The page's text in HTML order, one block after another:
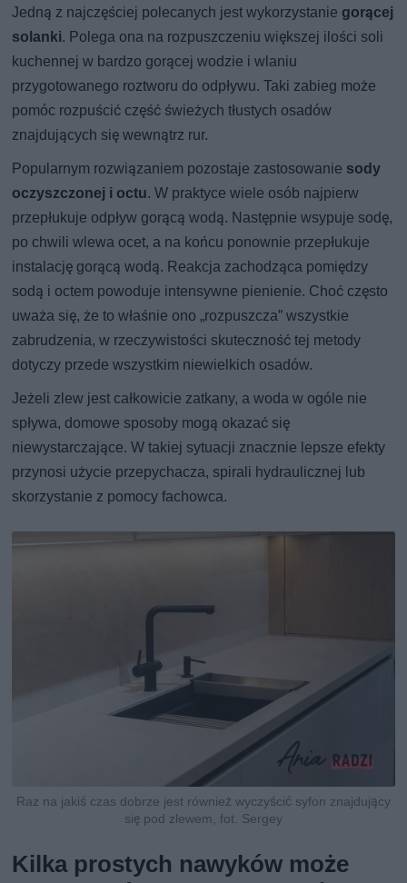
Jedną z najczęściej polecanych jest wykorzystanie gorącej
solanki. Polega ona na rozpuszczeniu większej ilości soli
kuchennej w bardzo gorącej wodzie i wlaniu
przygotowanego roztworu do odpływu. Taki zabieg może
pomóc rozpuścić część świeżych tłustych osadów
znajdujących się wewnątrz rur.
Popularnym rozwiązaniem pozostaje zastosowanie sody
oczyszczonej i octu. W praktyce wiele osób najpierw
przepłukuje odpływ gorącą wodą. Następnie wsypuje sodę,
po chwili wlewa ocet, a na końcu ponownie przepłukuje
instalację gorącą wodą. Reakcja zachodząca pomiędzy
sodą i octem powoduje intensywne pienienie. Choć często
uważa się, że to właśnie ono „rozpuszcza” wszystkie
zabrudzenia, w rzeczywistości skuteczność tej metody
dotyczy przede wszystkim niewielkich osadów.
Jeżeli zlew jest całkowicie zatkany, a woda w ogóle nie
spływa, domowe sposoby mogą okazać się
niewystarczające. W takiej sytuacji znacznie lepsze efekty
przynosi użycie przepychacza, spirali hydraulicznej lub
skorzystanie z pomocy fachowca.
Raz na jakiś czas dobrze jest również wyczyścić syfon znajdujący
się pod zlewem, fot. Sergey
Kilka prostych nawyków może